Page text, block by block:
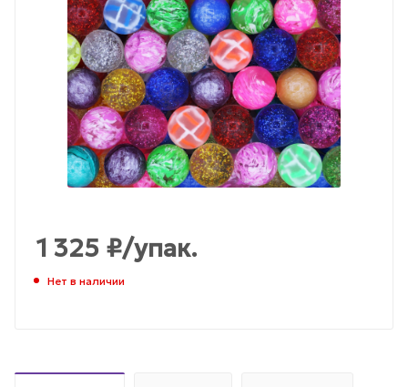
1 325 ₽/упак.
Нет в наличии